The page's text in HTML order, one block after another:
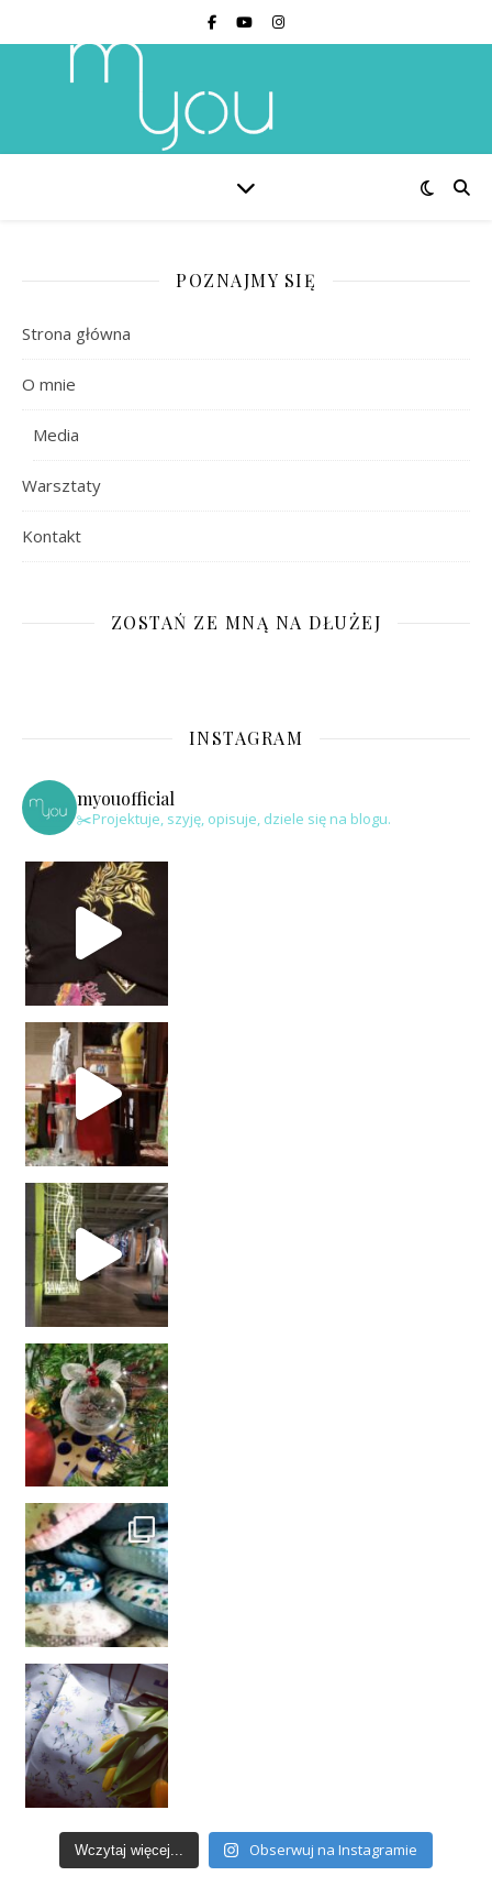
POZNAJMY SIĘ
Strona główna
O mnie
Media
Warsztaty
Kontakt
ZOSTAŃ ZE MNĄ NA DŁUŻEJ
INSTAGRAM
myouofficial
✂️Projektuje, szyję, opisuje, dziele się na blogu.
Wczytaj więcej... Obserwuj na Instagramie